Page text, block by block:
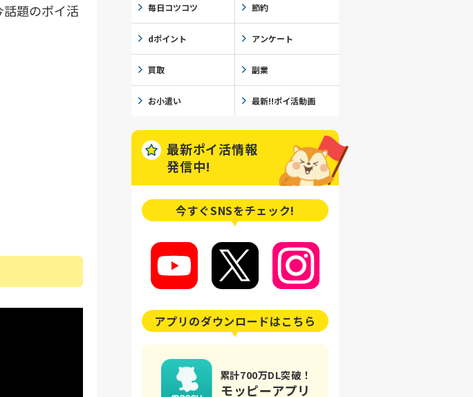
題のポイ活
毎日コツコツ 節約
dポイント アンケート
買取 副業
お小遣い 最新!!ポイ活動画
最新ポイ活情報
発信中!
今すぐSNSをチェック!
アプリのダウンロードはこちら
累計700万DL突破！
モッピーアプリ